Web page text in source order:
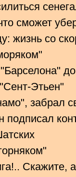
сможет
жизнь со
Этьен"
забрал
подписал
Скажите,